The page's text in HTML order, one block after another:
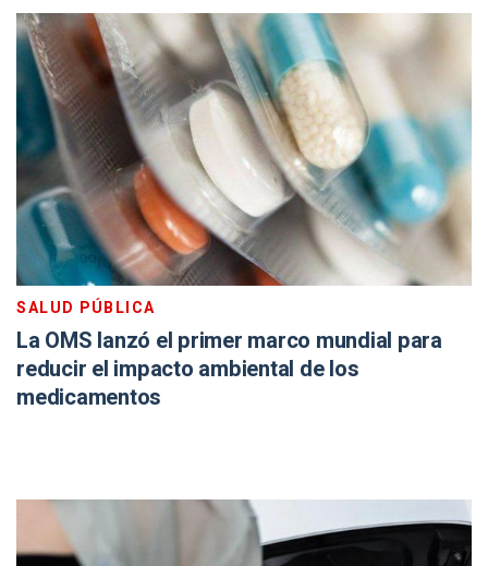
SALUD PÚBLICA
La OMS lanzó el primer marco mundial para
reducir el impacto ambiental de los
medicamentos